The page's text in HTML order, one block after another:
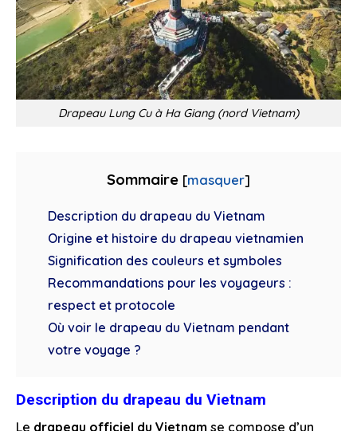
Drapeau Lung Cu à Ha Giang (nord Vietnam)
Sommaire [masquer]
Description du drapeau du Vietnam
Origine et histoire du drapeau vietnamien
Signification des couleurs et symboles
Recommandations pour les voyageurs :
respect et protocole
Où voir le drapeau du Vietnam pendant
votre voyage ?
Description du drapeau du Vietnam
Le drapeau officiel du Vietnam se compose d’un